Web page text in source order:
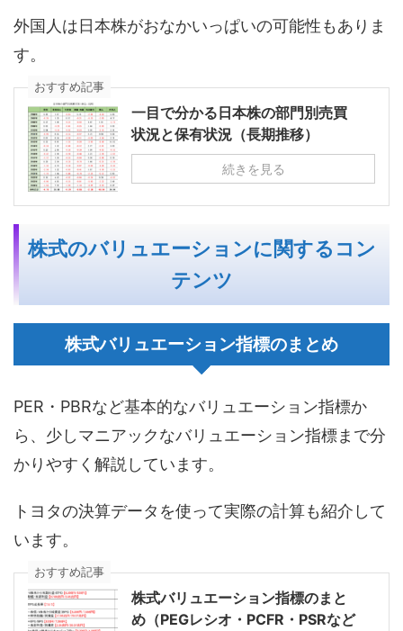
外国人は日本株がおなかいっぱいの可能性もありま
す。
おすすめ記事
一目で分かる日本株の部門別売買
状況と保有状況（長期推移）
続きを見る
株式のバリュエーションに関するコン
テンツ
株式バリュエーション指標のまとめ
PER・PBRなど基本的なバリュエーション指標か
ら、少しマニアックなバリュエーション指標まで分
かりやすく解説しています。
トヨタの決算データを使って実際の計算も紹介して
います。
おすすめ記事
株式バリュエーション指標のまと
め（PEGレシオ・PCFR・PSRなど